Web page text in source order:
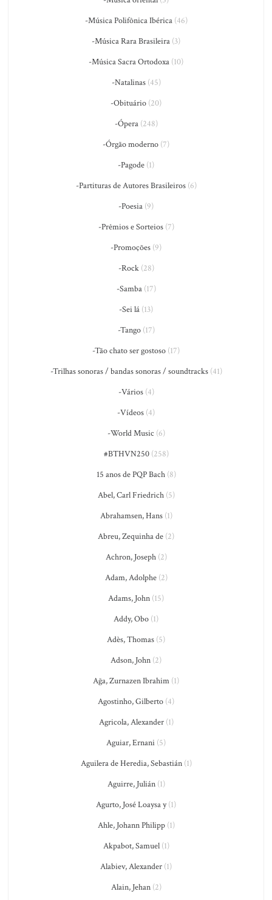
-Música Polifônica Ibérica(46)
-Música Rara Brasileira (3)
-Música Sacra Ortodoxa (10)
-Natalinas(45)
-Obituário (20)
-Ópera(248)
-Órgão moderno (7)
-Pagode (1)
-Partituras de Autores Brasileiros(6)
-Poesia (9)
-Prêmios e Sorteios(7)
-Promoções (9)
-Rock(28)
-Samba(17)
-Sei lá (13)
-Tango(17)
-Tão chato ser gostoso (17)
-Trilhas sonoras / bandas sonoras / soundtracks(41)
-Vários(4)
-Vídeos (4)
-World Music (6)
#BTHVN250(258)
15 anos de PQP Bach(8)
Abel, Carl Friedrich(5)
Abrahamsen, Hans(1)
Abreu, Zequinha de (2)
Achron, Joseph(2)
Adam, Adolphe(2)
Adams, John (15)
Addy, Obo (1)
Adès, Thomas (5)
Adson, John (2)
Ağa, Zurnazen Ibrahim (1)
Agostinho, Gilberto (4)
Agricola, Alexander(1)
Aguiar, Ernani (5)
Aguilera de Heredia, Sebastián(1)
Aguirre, Julián(1)
Agurto, José Loaysa y(1)
Ahle, Johann Philipp(1)
Akpabot, Samuel(1)
Alabiev, Alexander (1)
Alain, Jehan(2)